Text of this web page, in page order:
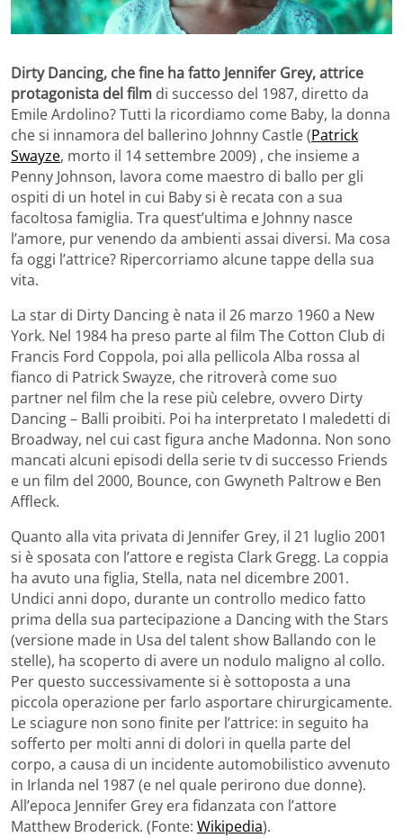
Dirty Dancing, che fine ha fatto Jennifer Grey, attrice
protagonista del film di successo del 1987, diretto da
Emile Ardolino? Tutti la ricordiamo come Baby, la donna
che si innamora del ballerino Johnny Castle (Patrick
Swayze, morto il 14 settembre 2009) , che insieme a
Penny Johnson, lavora come maestro di ballo per gli
ospiti di un hotel in cui Baby si è recata con a sua
facoltosa famiglia. Tra quest’ultima e Johnny nasce
l’amore, pur venendo da ambienti assai diversi. Ma cosa
fa oggi l’attrice? Ripercorriamo alcune tappe della sua
vita.
La star di Dirty Dancing è nata il 26 marzo 1960 a New
York. Nel 1984 ha preso parte al film The Cotton Club di
Francis Ford Coppola, poi alla pellicola Alba rossa al
fianco di Patrick Swayze, che ritroverà come suo
partner nel film che la rese più celebre, ovvero Dirty
Dancing – Balli proibiti. Poi ha interpretato I maledetti di
Broadway, nel cui cast figura anche Madonna. Non sono
mancati alcuni episodi della serie tv di successo Friends
e un film del 2000, Bounce, con Gwyneth Paltrow e Ben
Affleck.
Quanto alla vita privata di Jennifer Grey, il 21 luglio 2001
si è sposata con l’attore e regista Clark Gregg. La coppia
ha avuto una figlia, Stella, nata nel dicembre 2001.
Undici anni dopo, durante un controllo medico fatto
prima della sua partecipazione a Dancing with the Stars
(versione made in Usa del talent show Ballando con le
stelle), ha scoperto di avere un nodulo maligno al collo.
Per questo successivamente si è sottoposta a una
piccola operazione per farlo asportare chirurgicamente.
Le sciagure non sono finite per l’attrice: in seguito ha
sofferto per molti anni di dolori in quella parte del
corpo, a causa di un incidente automobilistico avvenuto
in Irlanda nel 1987 (e nel quale perirono due donne).
All’epoca Jennifer Grey era fidanzata con l’attore
Matthew Broderick. (Fonte: Wikipedia).